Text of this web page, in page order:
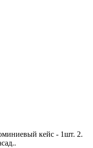
кейс - 1шт. 2.